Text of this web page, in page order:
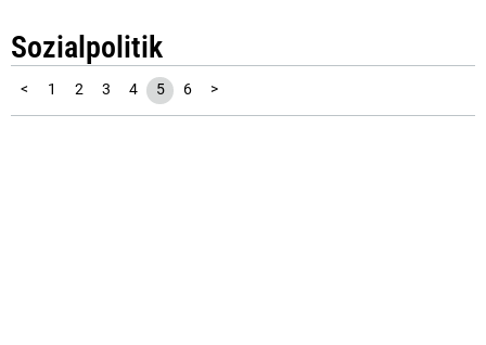
Sozialpolitik
< 1 2 3 4 5 6 >